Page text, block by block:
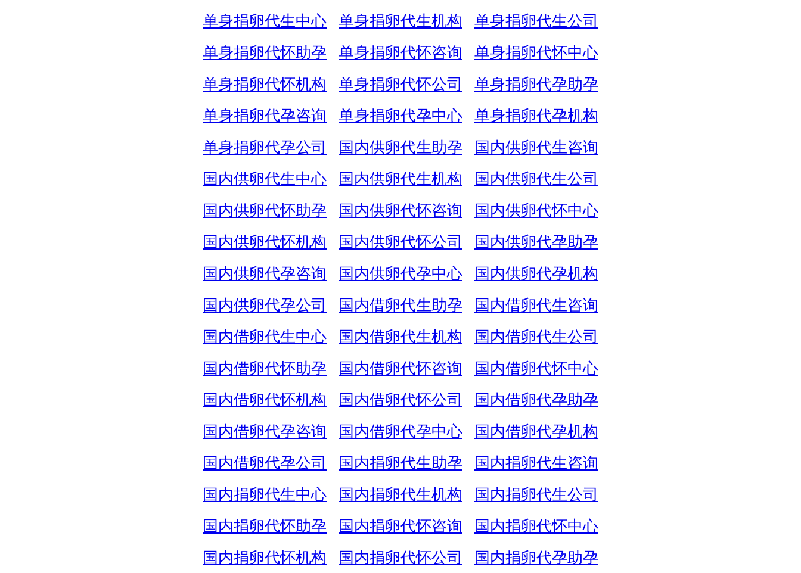
单身捐卵代生中心
单身捐卵代生机构
单身捐卵代生公司
单身捐卵代怀助孕
单身捐卵代怀咨询
单身捐卵代怀中心
单身捐卵代怀机构
单身捐卵代怀公司
单身捐卵代孕助孕
单身捐卵代孕咨询
单身捐卵代孕中心
单身捐卵代孕机构
单身捐卵代孕公司
国内供卵代生助孕
国内供卵代生咨询
国内供卵代生中心
国内供卵代生机构
国内供卵代生公司
国内供卵代怀助孕
国内供卵代怀咨询
国内供卵代怀中心
国内供卵代怀机构
国内供卵代怀公司
国内供卵代孕助孕
国内供卵代孕咨询
国内供卵代孕中心
国内供卵代孕机构
国内供卵代孕公司
国内借卵代生助孕
国内借卵代生咨询
国内借卵代生中心
国内借卵代生机构
国内借卵代生公司
国内借卵代怀助孕
国内借卵代怀咨询
国内借卵代怀中心
国内借卵代怀机构
国内借卵代怀公司
国内借卵代孕助孕
国内借卵代孕咨询
国内借卵代孕中心
国内借卵代孕机构
国内借卵代孕公司
国内捐卵代生助孕
国内捐卵代生咨询
国内捐卵代生中心
国内捐卵代生机构
国内捐卵代生公司
国内捐卵代怀助孕
国内捐卵代怀咨询
国内捐卵代怀中心
国内捐卵代怀机构
国内捐卵代怀公司
国内捐卵代孕助孕